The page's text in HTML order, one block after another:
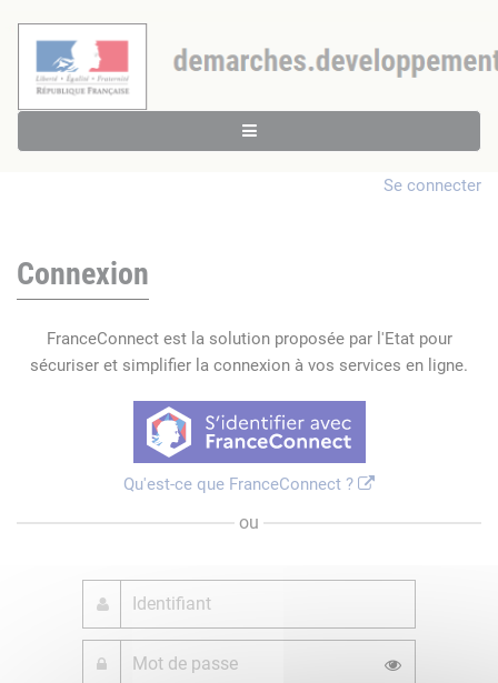
Se connecter
Connexion
FranceConnect est la solution proposée par l'Etat pour
sécuriser et simplifier la connexion à vos services en ligne.
Qu'est-ce que FranceConnect ?
ou